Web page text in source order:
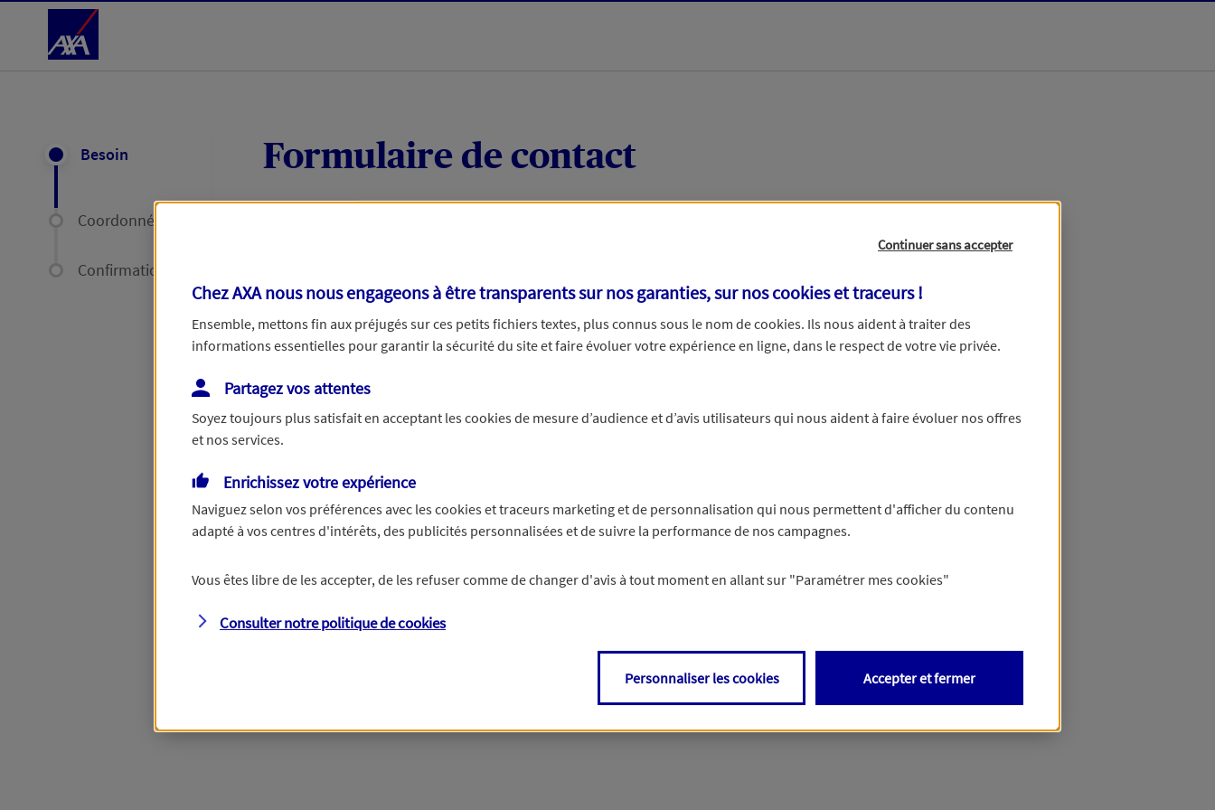
Accéder au Contenu
Besoin
Coordonnées
Confirmation
Formulaire de contact
Votre message :
Vous disposez de droits sur les informations vous concernant. Pour plus d’informations,
Continuer sans accepter
Chez AXA nous nous engageons à être transparents sur nos garanties, sur noscookies et traceurs!
Ensemble, mettons fin aux préjugés sur ces petits fichiers textes, plus connus sous le nom decookies. Ils nous aident à traiter des
informations essentielles pour garantir la sécurité du site et faire évoluer votre expérience en ligne, dans le respect de votre vie privée.
Partagez vos attentes
Soyez toujours plus satisfait en acceptant les cookies de mesure d’audience et d’avis utilisateurs qui nous aident à faire évoluer nos offres
et nos services.
Enrichissez votre expérience
Naviguez selon vos préférences avec les cookies et traceurs marketing et de personnalisation qui nous permettent d'afficher du contenu
adapté à vos centres d'intérêts, des publicités personnalisées et de suivre la performance de nos campagnes.
Vous êtes libre de les accepter, de les refuser comme de changer d'avis à tout moment en allant sur "Paramétrer mes cookies"
Consulter notre politique decookies
Personnaliser les cookies Accepter et fermer